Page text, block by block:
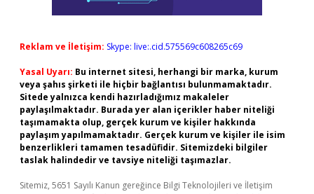
Reklam ve İletişim: Skype: live:.cid.575569c608265c69
Yasal Uyarı: Bu internet sitesi, herhangi bir marka, kurum
veya şahıs şirketi ile hiçbir bağlantısı bulunmamaktadır.
Sitede yalnızca kendi hazırladığımız makaleler
paylaşılmaktadır. Burada yer alan içerikler haber niteliği
taşımamakta olup, gerçek kurum ve kişiler hakkında
paylaşım yapılmamaktadır. Gerçek kurum ve kişiler ile isim
benzerlikleri tamamen tesadüfidir. Sitemizdeki bilgiler
taslak halindedir ve tavsiye niteliği taşımazlar.
Sitemiz, 5651 Sayılı Kanun gereğince Bilgi Teknolojileri ve İletişim